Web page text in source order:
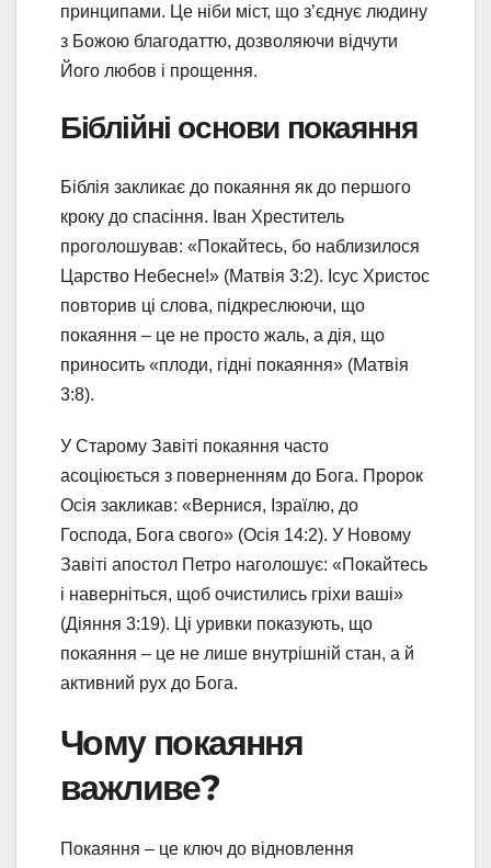
принципами. Це ніби міст, що з’єднує людину
з Божою благодаттю, дозволяючи відчути
Його любов і прощення.
Біблійні основи покаяння
Біблія закликає до покаяння як до першого
кроку до спасіння. Іван Хреститель
проголошував: «Покайтесь, бо наблизилося
Царство Небесне!» (Матвія 3:2). Ісус Христос
повторив ці слова, підкреслюючи, що
покаяння – це не просто жаль, а дія, що
приносить «плоди, гідні покаяння» (Матвія
3:8).
У Старому Завіті покаяння часто
асоціюється з поверненням до Бога. Пророк
Осія закликав: «Вернися, Ізраїлю, до
Господа, Бога свого» (Осія 14:2). У Новому
Завіті апостол Петро наголошує: «Покайтесь
і наверніться, щоб очистились гріхи ваші»
(Діяння 3:19). Ці уривки показують, що
покаяння – це не лише внутрішній стан, а й
активний рух до Бога.
Чому покаяння
важливе?
Покаяння – це ключ до відновлення